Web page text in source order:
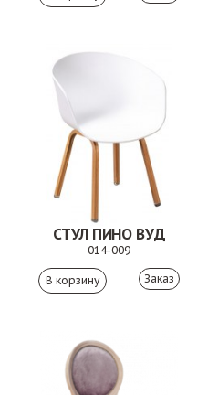
СТУЛ ПИНО ВУД
014-009
Заказ